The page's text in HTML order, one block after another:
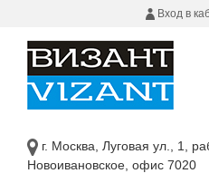
Вход в
г. Москва, Луговая ул., 1,
Новоивановское, офис 7020